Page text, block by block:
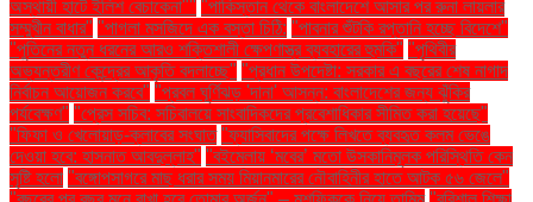
অস্থায়ী হাটে ইলিশ বেচাকেনা"'' "পাকিস্তান থেকে বাংলাদেশে আসার পর রুনা লায়লার
সম্মুখীন বাধার" "পাগলা মসজিদে এক বস্তা চিঠি: "পাবনার শুঁটকি রপ্তানি হচ্ছে বিদেশে"
"পুতিনের নতুন ধরনের আরও শক্তিশালী ক্ষেপণাস্ত্র ব্যবহারের হুমকি" "পৃথিবীর
অভ্যন্তরীণ কেন্দ্রের আকৃতি বদলাচ্ছে" "প্রধান উপদেষ্টা: সরকার এ বছরের শেষ নাগাদ
নির্বাচন আয়োজন করবে" "প্রবল ঘূর্ণিঝড় 'দানা' আসন্ন: বাংলাদেশের জন্য ঝুঁকির
পর্যবেক্ষণ" "প্রেস সচিব: সচিবালয়ে সাংবাদিকদের প্রবেশাধিকার সীমিত করা হয়েছে"
"ফিফা ও খেলোয়াড়-ক্লাবের সংঘাত "ফ্যাসিবাদের পক্ষে লিখতে ব্যবহৃত কলম ভেঙে
দেওয়া হবে: হাসনাত আবদুল্লাহ" "বইমেলায় ‘মবের’ মতো উসকানিমূলক পরিস্থিতি কেন
সৃষ্টি হলো "বঙ্গোপসাগরে মাছ ধরার সময় মিয়ানমারের নৌবাহিনীর হাতে আটক ৫৬ জেলে"